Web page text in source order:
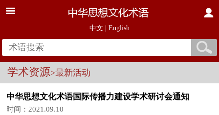
中文 English
学术资源>最新活动
中华思想文化术语国际传播力建设学术研讨会通知
时间：2021.09.10